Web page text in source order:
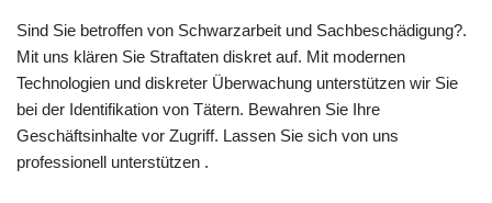
Sind Sie betroffen von Schwarzarbeit und Sachbeschädigung?.
Mit uns klären Sie Straftaten diskret auf. Mit modernen
Technologien und diskreter Überwachung unterstützen wir Sie
bei der Identifikation von Tätern. Bewahren Sie Ihre
Geschäftsinhalte vor Zugriff. Lassen Sie sich von uns
professionell unterstützen .